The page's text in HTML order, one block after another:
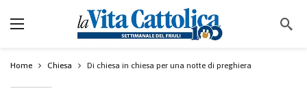
Home Chiesa Di chiesa in chiesa per una notte di preghiera